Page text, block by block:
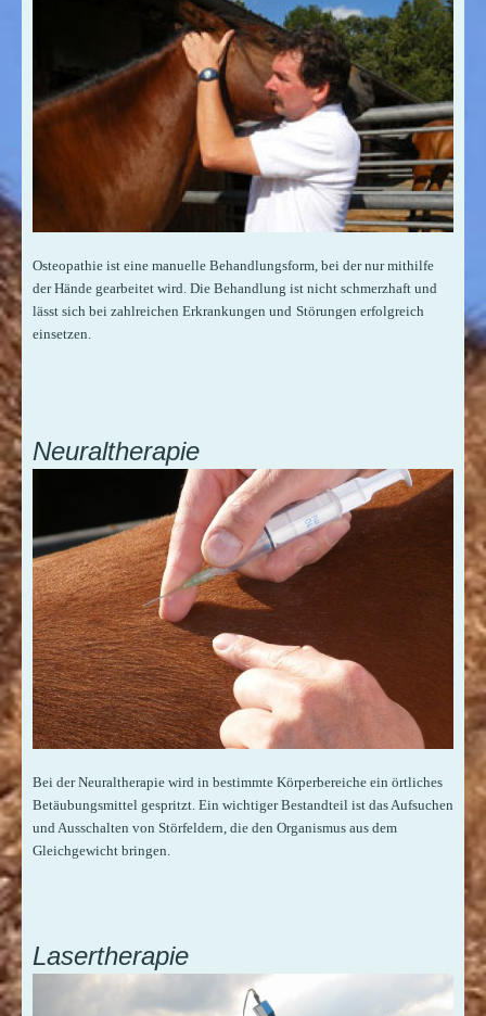
Osteopathie ist eine manuelle Behandlungsform, bei der nur mithilfe
der Hände gearbeitet wird. Die Behandlung ist nicht schmerzhaft und
lässt sich bei zahlreichen Erkrankungen und Störungen erfolgreich
einsetzen.
Neuraltherapie
Bei der Neuraltherapie wird in bestimmte Körperbereiche ein örtliches
Betäubungsmittel gespritzt. Ein wichtiger Bestandteil ist das Aufsuchen
und Ausschalten von Störfeldern, die den Organismus aus dem
Gleichgewicht bringen.
Lasertherapie